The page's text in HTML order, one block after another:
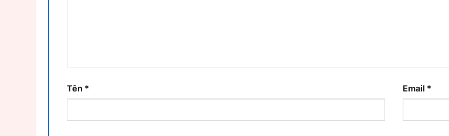
Tên * Email *